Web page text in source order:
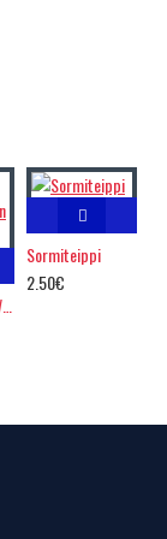
Mikasa VS170W Lasten Lentopallo
Sormiteippi
2.50€